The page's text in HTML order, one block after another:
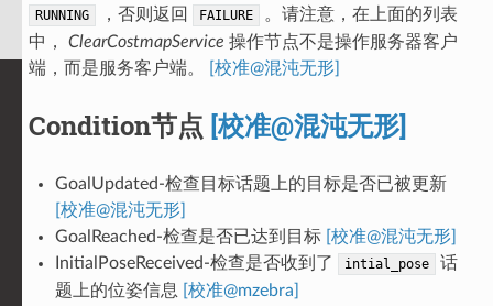
RUNNING ，否则返回 FAILURE
。请注意，在上面的列表
中， ClearCostmapService 操作节点不是操作服务器客户
端，而是服务客户端。
[校准@混沌无形]
Condition节点 [校准@混沌无形]
GoalUpdated-检查目标话题上的目标是否已被更新
[校准@混沌无形]
GoalReached-检查是否已达到目标 [校准@混沌无形]
InitialPoseReceived-检查是否收到了
intial_pose
话
题上的位姿信息
[校准@mzebra]